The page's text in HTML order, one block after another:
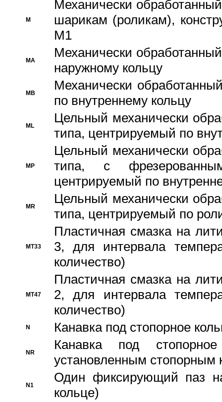
M
Механически
шарикам (роликам),
M1
MA
Механически
наружному кольцу
MB
Механически
по внутреннему кольцу
ML
Цельный механически
типа, центрируемый по
MP
Цельный механически
типа, с
центрируемый по
MR
Цельный механически
типа, центрируемый по
MT33
Пластичная смазка на
3, для интервала
количество)
MT47
Пластичная смазка на
2, для интервала
количество)
N Канавка под стопорное
NR
Канавка под
установленным стопорным
N1
Один фиксирующий паз
кольце)